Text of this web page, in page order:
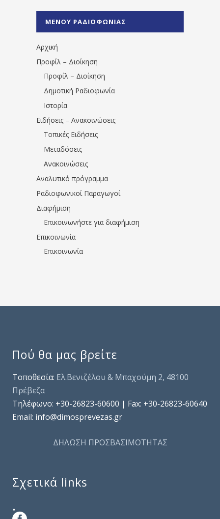
1531194763766854/" artist="" ]
ΜΕΝΟΥ ΡΑΔΙΟΦΩΝΙΑΣ
Αρχική
Προφίλ – Διοίκηση
Προφίλ – Διοίκηση
Δημοτική Ραδιοφωνία
Ιστορία
Ειδήσεις – Ανακοινώσεις
Τοπικές Ειδήσεις
Μεταδόσεις
Ανακοινώσεις
Αναλυτικό πρόγραμμα
Ραδιοφωνικοί Παραγωγοί
Διαφήμιση
Επικοινωνήστε για διαφήμιση
Επικοινωνία
Επικοινωνία
Πού θα μας βρείτε
Τοποθεσία: Ελ.Βενιζέλου & Μπαχούμη 2, 48100
Πρέβεζα
Τηλέφωνo: +30-26823-60600 | Fax: +30-26823-60640
Email: info@dimosprevezas.gr
ΔΗΛΩΣΗ ΠΡΟΣΒΑΣΙΜΟΤΗΤΑΣ
Σχετικά links
.